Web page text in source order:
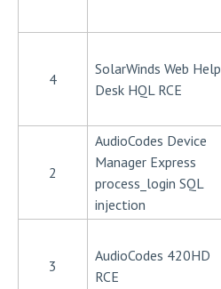
4
SolarWinds Web Help
Desk HQL RCE
2
AudioCodes Device
Manager Express
process_login SQL
injection
3
AudioCodes 420HD
RCE